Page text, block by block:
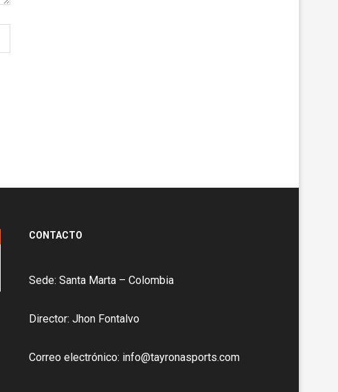
CONTACTO
Sede: Santa Marta – Colombia
Director: Jhon Fontalvo
Correo electrónico: info@tayronasports.com